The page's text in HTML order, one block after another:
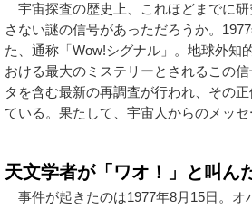
宇宙探査の歴史上、これほどまでに
さない謎の信号があっただろうか。
た、通称「Wow!シグナル」。地球外知
おける最大のミステリーとされるこの
タを含む最新の再調査が行われ、その
ている。果たして、宇宙人からのメッセ
天文学者が「ワオ！」と叫ん
事件が起きたのは1977年8月15日。オ